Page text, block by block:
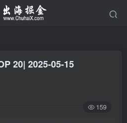
20| 2025-05-15
159